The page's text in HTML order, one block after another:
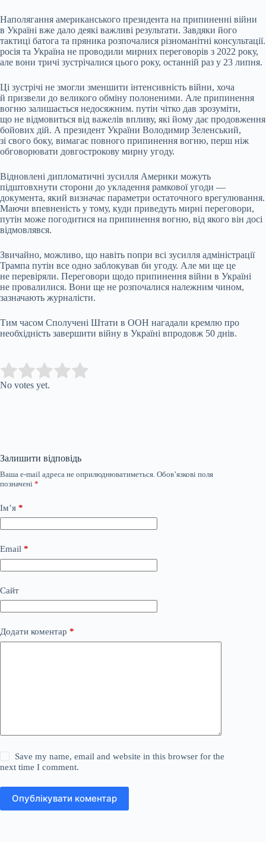
Наполягання американського президента на припиненні війни
в Україні вже дало деякі важливі результати. Завдяки його
тактиці батога та пряника розпочалися різноманітні консультації.
росія та Україна не проводили мирних переговорів з 2022 року,
але вони тричі зустрічалися цього року, останній раз у 23 липня.
Ці зустрічі не змогли зменшити інтенсивність війни, хоча
й призвели до великого обміну полоненими. Але припинення
вогню залишається недосяжним. путін чітко дав зрозуміти,
що не відмовиться від важелів впливу, які йому дає продовження
бойових дій. А президент України Володимир Зеленський,
зі свого боку, вимагає повного припинення вогню, перш ніж
обговорювати довгострокову мирну угоду.
Відновлені дипломатичні зусилля Америки можуть
підштовхнути сторони до укладення рамкової угоди —
документа, який визначає параметри остаточного врегулювання.
Маючи впевненість у тому, куди приведуть мирні переговори,
путін може погодитися на припинення вогню, від якого він досі
відмовлявся.
Звичайно, можливо, що навіть попри всі зусилля адміністрації
Трампа путін все одно заблокував би угоду. Але ми ще це
не перевіряли. Переговори щодо припинення війни в Україні
не провалилися. Вони ще не розпочалися належним чином,
зазначають журналісти.
Тим часом Сполучені Штати в ООН нагадали кремлю про
необхідність завершити війну в Україні впродовж 50 днів.
Rate this item:
No votes yet.
Залишити відповідь
Ваша e-mail адреса не оприлюднюватиметься. Обов’язкові поля
позначені *
Ім’я *
Email *
Сайт
Додати коментар *
Save my name, email and website in this browser for the
next time I comment.
Опублікувати коментар